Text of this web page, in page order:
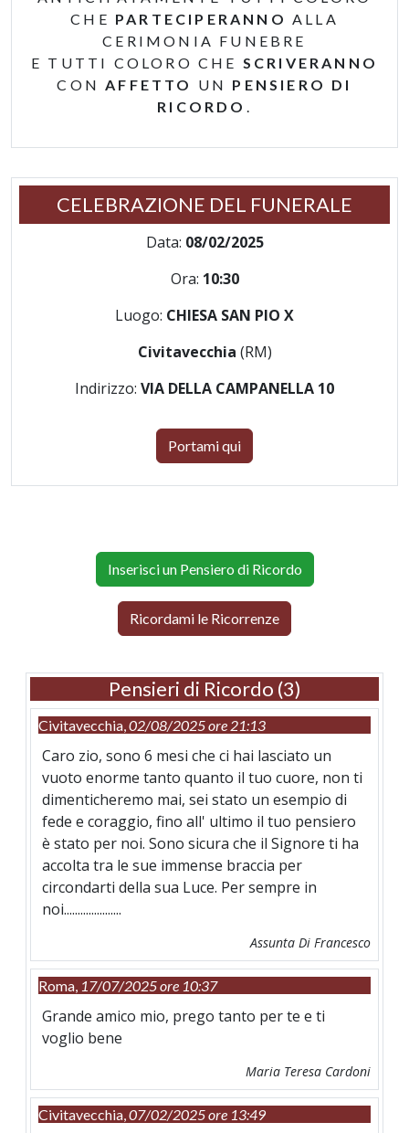
CHE PARTECIPERANNO ALLA
CERIMONIA FUNEBRE
E TUTTI COLORO CHE SCRIVERANNO
CONAFFETTO UN PENSIERO DI
RICORDO .
CELEBRAZIONE DEL FUNERALE
Data: 08/02/2025
Ora: 10:30
Luogo: CHIESA SAN PIO X
Civitavecchia (RM)
Indirizzo: VIA DELLA CAMPANELLA 10
Portami qui
Inserisci un Pensiero di Ricordo
Ricordami le Ricorrenze
Pensieri di Ricordo (3)
Civitavecchia,02/08/2025 ore 21:13
Caro zio, sono 6 mesi che ci hai lasciato un
vuoto enorme tanto quanto il tuo cuore, non ti
dimenticheremo mai, sei stato un esempio di
fede e coraggio, fino all' ultimo il tuo pensiero
è stato per noi. Sono sicura che il Signore ti ha
accolta tra le sue immense braccia per
circondarti della sua Luce. Per sempre in
noi.....................
Assunta Di Francesco
Roma, 17/07/2025 ore 10:37
Grande amico mio, prego tanto per te e ti
voglio bene
Maria Teresa Cardoni
Civitavecchia,07/02/2025 ore 13:49